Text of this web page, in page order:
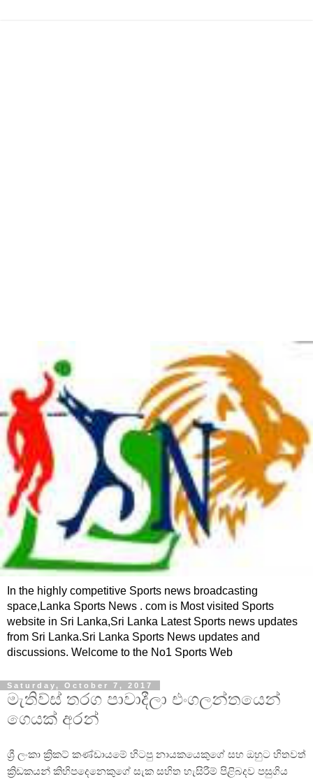
In the highly competitive Sports news broadcasting
space,Lanka Sports News . com is Most visited Sports
website in Sri Lanka,Sri Lanka Latest Sports news updates
from Sri Lanka.Sri Lanka Sports News updates and
discussions. Welcome to the No1 Sports Web
Saturday, October 7, 2017
මැතිව්ස් තරග පාවාදීලා එංගලන්තයෙන්
ගෙයක් අරන්
ශ්‍රී ලංකා ක්‍රිකට් කණ්ඩායමේ හිටපු නායකයෙකුගේ සහ ඔහුට හිතවත්
ක්‍රිඩකයන් කිහිපදෙනෙකුගේ සැක සහිත හැසිරීම් පිළිබදව පසුගිය